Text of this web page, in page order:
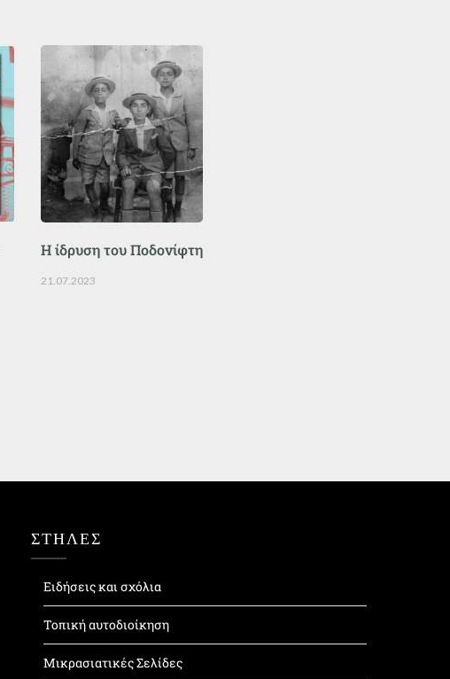
Η ίδρυση του Ποδονίφτη
21.07.2023
ΣΤΗΛΕΣ
Ειδήσεις και σχόλια
Τοπική αυτοδιοίκηση
Μικρασιατικές Σελίδες